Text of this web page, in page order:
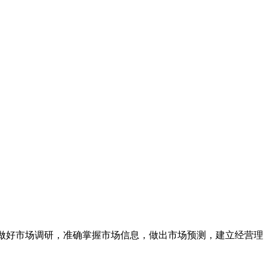
市场调研，准确掌握市场信息，做出市场预测，建立经营理